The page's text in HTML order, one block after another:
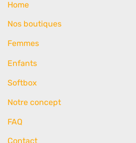
Home
Nos boutiques
Femmes
Enfants
Softbox
Notre concept
FAQ
Contact